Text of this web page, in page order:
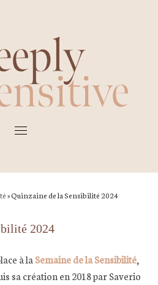
»Quinzaine de la Sensibilité 2024
2024
à la Semaine de la Sensibilité,
sa création en 2018 par Saverio